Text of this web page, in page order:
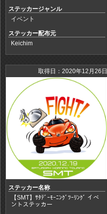
ステッカージャンル
イベント
ステッカー配布元
Keichim
取得日：2020年12月26日
ステッカー名称
【SMT】ｻﾀﾃﾞｰﾓｰﾆﾝｸﾞﾂｰﾘﾝｸﾞ イベ
ントステッカー